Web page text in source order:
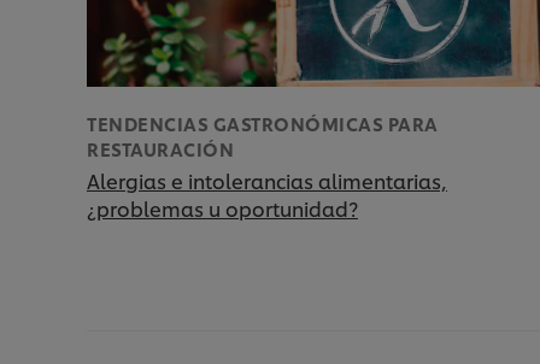
TENDENCIAS GASTRONÓMICAS PARA
RESTAURACIÓN
Alergias e intolerancias alimentarias,
¿problemas u oportunidad?